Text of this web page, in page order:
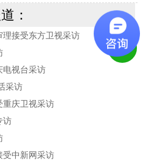
：
接受东方卫视采访
电视台采访
采访
重庆卫视采访
访
受中新网采访